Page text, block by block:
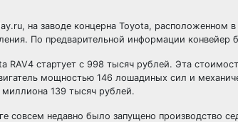
на заводе концерна Toyota, расположенном
По предварительной информации конвейер
RAV4 стартует с 998 тысяч рублей. Эта
мощностью 146 лошадиных сил и
миллиона 139 тысяч рублей.
совсем недавно было запущено производство